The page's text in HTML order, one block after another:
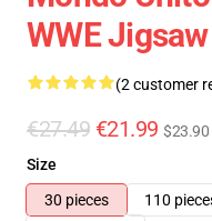
WWE
(2 customer
€27.49 €21.99 $23.90
Size
30 pieces
110